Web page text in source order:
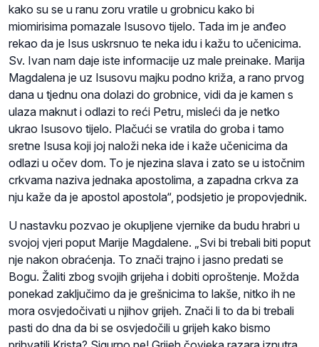
kako su se u ranu zoru vratile u grobnicu kako bi
miomirisima pomazale Isusovo tijelo. Tada im je anđeo
rekao da je Isus uskrsnuo te neka idu i kažu to učenicima.
Sv. Ivan nam daje iste informacije uz male preinake. Marija
Magdalena je uz Isusovu majku podno križa, a rano prvog
dana u tjednu ona dolazi do grobnice, vidi da je kamen s
ulaza maknut i odlazi to reći Petru, misleći da je netko
ukrao Isusovo tijelo. Plačući se vratila do groba i tamo
sretne Isusa koji joj naloži neka ide i kaže učenicima da
odlazi u očev dom. To je njezina slava i zato se u istočnim
crkvama naziva jednaka apostolima, a zapadna crkva za
nju kaže da je apostol apostola“, podsjetio je propovjednik.
U nastavku pozvao je okupljene vjernike da budu hrabri u
svojoj vjeri poput Marije Magdalene. „Svi bi trebali biti poput
nje nakon obraćenja. To znači trajno i jasno predati se
Bogu. Žaliti zbog svojih grijeha i dobiti oproštenje. Možda
ponekad zaključimo da je grešnicima to lakše, nitko ih ne
mora osvjedočivati u njihov grijeh. Znači li to da bi trebali
pasti do dna da bi se osvjedočili u grijeh kako bismo